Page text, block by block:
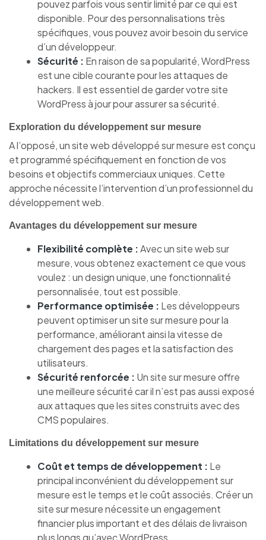
pouvez parfois vous sentir limité par ce qui est
disponible. Pour des personnalisations très
spécifiques, vous pouvez avoir besoin du service
d’un développeur.
Sécurité : En raison de sa popularité, WordPress
est une cible courante pour les attaques de
hackers. Il est essentiel de garder votre site
WordPress à jour pour assurer sa sécurité.
Exploration du développement sur mesure
A l’opposé, un site web développé sur mesure est conçu
et programmé spécifiquement en fonction de vos
besoins et objectifs commerciaux uniques. Cette
approche nécessite l’intervention d’un professionnel du
développement web.
Avantages du développement sur mesure
Flexibilité complète :Avec un site web sur
mesure, vous obtenez exactement ce que vous
voulez : un design unique, une fonctionnalité
personnalisée, tout est possible.
Performance optimisée : Les développeurs
peuvent optimiser un site sur mesure pour la
performance, améliorant ainsi la vitesse de
chargement des pages et la satisfaction des
utilisateurs.
Sécurité renforcée : Un site sur mesure offre
une meilleure sécurité car il n’est pas aussi exposé
aux attaques que les sites construits avec des
CMS populaires.
Limitations du développement sur mesure
Coût et temps de développement : Le
principal inconvénient du développement sur
mesure est le temps et le coût associés. Créer un
site sur mesure nécessite un engagement
financier plus important et des délais de livraison
plus longs qu’avec WordPress.